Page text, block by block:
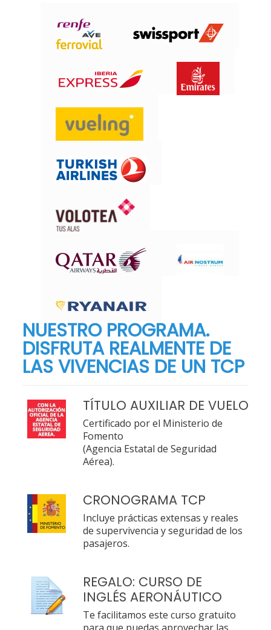
NUESTRO PROGRAMA.
DISFRUTA REALMENTE DE
LAS VIVENCIAS DE UN TCP
TÍTULO AUXILIAR DE VUELO
Certificado por el Ministerio de
Fomento
(Agencia Estatal de Seguridad
Aérea).
CRONOGRAMA TCP
Incluye prácticas extensas y reales
de supervivencia y seguridad de los
pasajeros.
REGALO: CURSO DE
INGLÉS AERONÁUTICO
Te facilitamos este curso gratuito
para que puedas aprovechar las